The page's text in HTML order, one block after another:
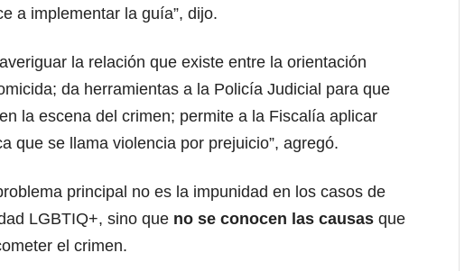
a implementar la guía”, dijo.
la relación que existe entre la orientación
da herramientas a la Policía Judicial para que
la escena del crimen; permite a la Fiscalía aplicar
que se llama violencia por prejuicio”, agregó.
principal no es la impunidad en los casos de
LGBTIQ+, sino que no se conocen las causas que
el crimen.